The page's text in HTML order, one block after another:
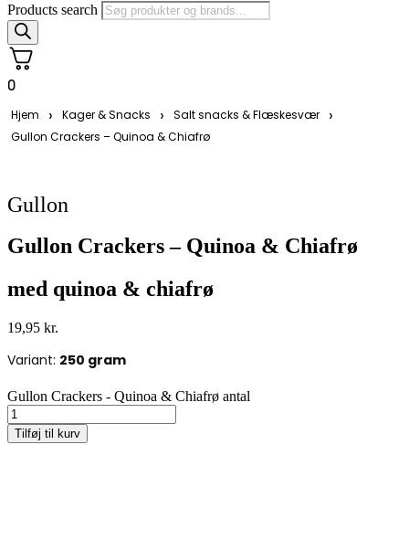
Products search
0
Hjem › Kager & Snacks › Salt snacks & Flæskesvær ›
Gullon Crackers – Quinoa & Chiafrø
Gullon
Gullon Crackers – Quinoa & Chiafrø
med quinoa & chiafrø
19,95 kr.
Variant: 250 gram
Gullon Crackers - Quinoa & Chiafrø antal
Tilføj til kurv